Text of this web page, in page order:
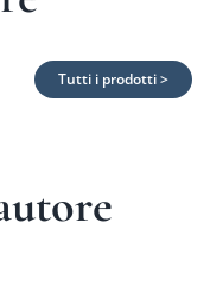
Tutti i prodotti >